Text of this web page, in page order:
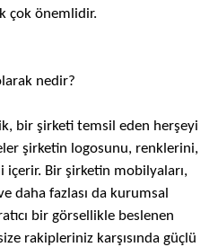
çok önemlidir.
nedir?
bir şirketi temsil eden herşeyi
şirketin logosunu, renklerini,
Bir şirketin mobilyaları,
daha fazlası da kurumsal
bir görsellikle beslenen
rakipleriniz karşısında güçlü